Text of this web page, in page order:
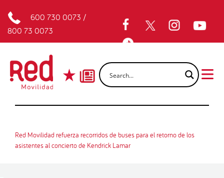
600 730 0073 /
800 73 0073
Red Movilidad refuerza recorridos de buses para el retorno de los
asistentes al concierto de Kendrick Lamar